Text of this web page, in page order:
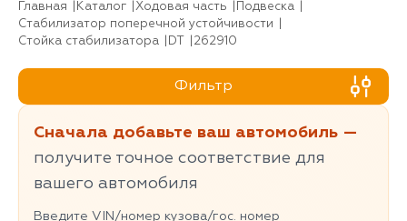
Главная Каталог Ходовая часть
Подвеска
Стабилизатор поперечной устойчивости
Стойка стабилизатора
262910
Фильтр
Сначала добавьте ваш автомобиль —
получите точное соответствие для
вашего автомобиля
Введите VIN/номер кузова/гос. номер